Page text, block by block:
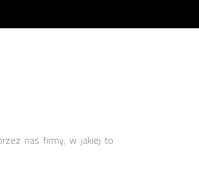
nas firmy, w jakiej to